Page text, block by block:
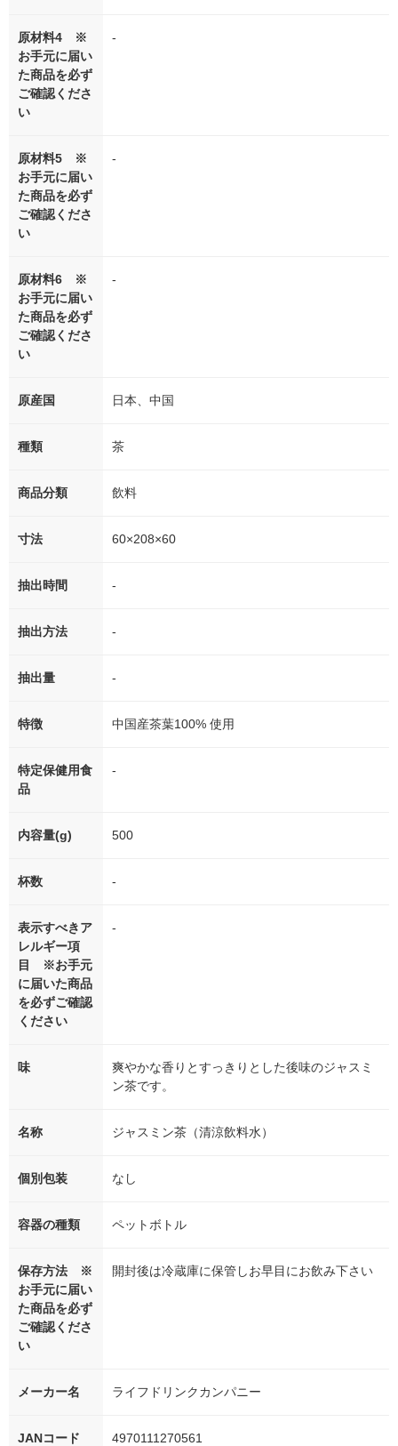
原材料4 ※
お手元に届い
た商品を必ず
ご確認くださ
い
-
原材料5 ※
お手元に届い
た商品を必ず
ご確認くださ
い
-
原材料6 ※
お手元に届い
た商品を必ず
ご確認くださ
い
-
原産国 日本、中国
種類 茶
商品分類 飲料
寸法 60×208×60
抽出時間 -
抽出方法 -
抽出量 -
特徴 中国産茶葉100% 使用
特定保健用食
品
-
内容量(g) 500
杯数 -
表示すべきア
レルギー項
目 ※お手元
に届いた商品
を必ずご確認
ください
-
味
爽やかな香りとすっきりとした後味のジャスミ
ン茶です。
名称 ジャスミン茶（清涼飲料水）
個別包装 なし
容器の種類 ペットボトル
保存方法 ※
お手元に届い
た商品を必ず
ご確認くださ
い
開封後は冷蔵庫に保管しお早目にお飲み下さい
メーカー名 ライフドリンクカンパニー
JANコード 4970111270561